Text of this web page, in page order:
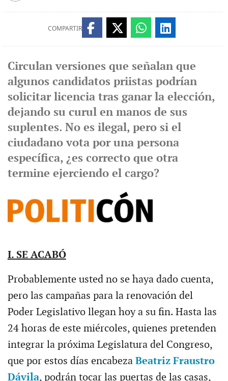
COMPARTIR
Circulan versiones que señalan que
algunos candidatos priistas podrían
solicitar licencia tras ganar la elección,
dejando su curul en manos de sus
suplentes. No es ilegal, pero si el
ciudadano vota por una persona
específica, ¿es correcto que otra
termine ejerciendo el cargo?
I. SE ACABÓ
Probablemente usted no se haya dado cuenta,
pero las campañas para la renovación del
Poder Legislativo llegan hoy a su fin. Hasta las
24 horas de este miércoles, quienes pretenden
integrar la próxima Legislatura del Congreso,
que por estos días encabeza Beatriz Fraustro
Dávila, podrán tocar las puertas de las casas,